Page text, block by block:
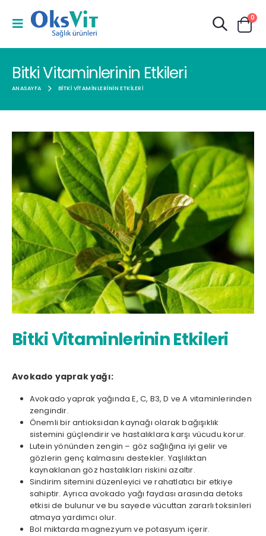
0
Bitki Vitaminlerinin Etkileri
ANASAYFA BITKI VITAMINLERININ ETKILERI
Bitki Vitaminlerinin Etkileri
Avokado yaprak yağı:
Avokado yaprak yağında E, C, B3, D ve A vitaminlerinden
zengindir.
Önemli bir antioksidan kaynağı olarak bağışıklık
sistemini güçlendirir ve hastalıklara karşı vücudu korur.
Lutein yönünden zengin – göz sağlığına iyi gelir ve
gözlerin genç kalmasını destekler. Yaşlılıktan
kaynaklanan göz hastalıkları riskini azaltır.
Sindirim sitemini düzenleyici ve rahatlatıcı bir etkiye
sahiptir. Ayrıca avokado yağı faydası arasında detoks
etkisi de bulunur ve bu sayede vücuttan zararlı toksinleri
atmaya yardımcı olur.
Bol miktarda magnezyum ve potasyum içerir.